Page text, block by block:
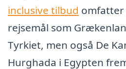
inclusive tilbud omfatter
rejsemål som
Tyrkiet, men også De
Hurghada i Egypten